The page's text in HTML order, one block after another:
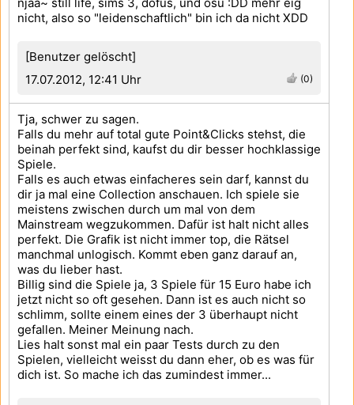
[Benutzer gelöscht]
17.07.2012, 12:41 Uhr
(0)
nicht, also so "leidenschaftlich" bin ich da nicht XDD
Tja, schwer zu sagen.
Falls du mehr auf total gute Point&Clicks stehst, die
beinah perfekt sind, kaufst du dir besser hochklassige
Spiele.
Falls es auch etwas einfacheres sein darf, kannst du
dir ja mal eine Collection anschauen. Ich spiele sie
meistens zwischen durch um mal von dem
Mainstream wegzukommen. Dafür ist halt nicht alles
perfekt. Die Grafik ist nicht immer top, die Rätsel
manchmal unlogisch. Kommt eben ganz darauf an,
was du lieber hast.
Billig sind die Spiele ja, 3 Spiele für 15 Euro habe ich
jetzt nicht so oft gesehen. Dann ist es auch nicht so
schlimm, sollte einem eines der 3 überhaupt nicht
gefallen. Meiner Meinung nach.
Lies halt sonst mal ein paar Tests durch zu den
Spielen, vielleicht weisst du dann eher, ob es was für
dich ist. So mache ich das zumindest immer...